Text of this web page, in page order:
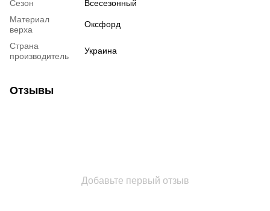
Сезон
Всесезонный
Материал
верха
Оксфорд
Страна
производитель
Украина
Отзывы
Добавьте первый отзыв